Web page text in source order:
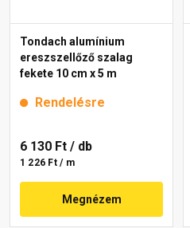
Tondach alumínium
ereszszellőző szalag
fekete 10 cm x 5 m
Rendelésre
6 130 Ft / db
1 226 Ft / m
Megnézem